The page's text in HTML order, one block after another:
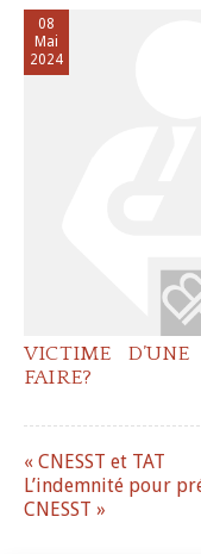
08
Mai
2024
VICTIME
FAIRE?
« CNESST et TAT
L’indemnité pour
CNESST »